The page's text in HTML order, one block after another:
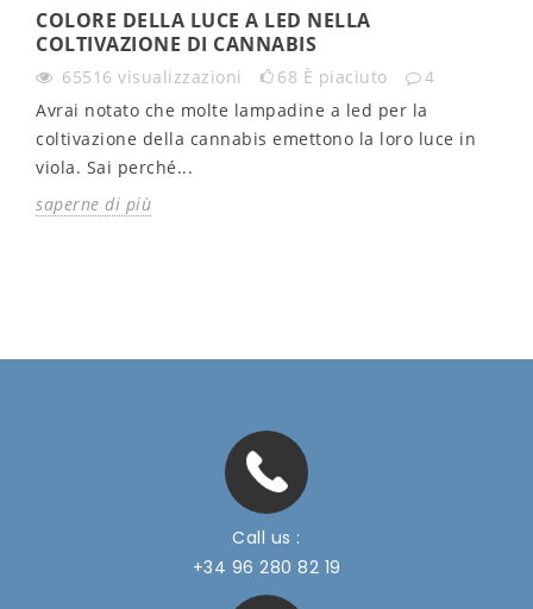
COLORE DELLA LUCE A LED NELLA
COLTIVAZIONE DI CANNABIS
65516 visualizzazioni 68 È piaciuto
4
Avrai notato che molte lampadine a led per la
coltivazione della cannabis emettono la loro luce in
viola. Sai perché...
saperne di più
Call us :
+34 96 280 82 19